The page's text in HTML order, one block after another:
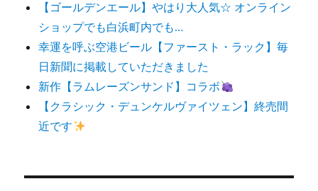
【ゴールデンエール】やはり大人気☆ オンライン
ショップでも白浜町内でも…
幸運を呼ぶ空港ビール【ファースト・ラック】毎
日新聞に掲載していただきました
新作【ラムレーズンサンド】コラボ
【クラシック・デュンケルヴァイツェン】終売間
近です